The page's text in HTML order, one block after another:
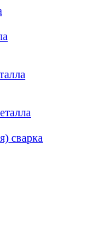
сварка